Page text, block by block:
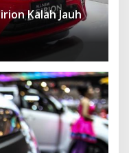
Kalah Jauh